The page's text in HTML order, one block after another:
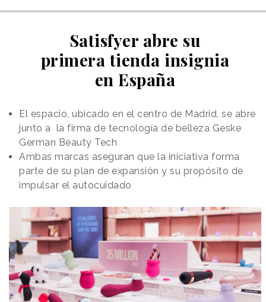
Satisfyer abre su
primera tienda insignia
en España
El espacio, ubicado en el centro de Madrid, se abre
junto a la firma de tecnología de belleza Geske
German Beauty Tech
Ambas marcas aseguran que la iniciativa forma
parte de su plan de expansión y su propósito de
impulsar el autocuidado